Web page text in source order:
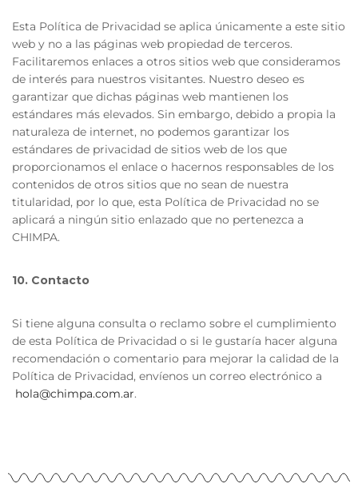
Esta Política de Privacidad se aplica únicamente a este sitio
web y no a las páginas web propiedad de terceros.
Facilitaremos enlaces a otros sitios web que consideramos
de interés para nuestros visitantes. Nuestro deseo es
garantizar que dichas páginas web mantienen los
estándares más elevados. Sin embargo, debido a propia la
naturaleza de internet, no podemos garantizar los
estándares de privacidad de sitios web de los que
proporcionamos el enlace o hacernos responsables de los
contenidos de otros sitios que no sean de nuestra
titularidad, por lo que, esta Política de Privacidad no se
aplicará a ningún sitio enlazado que no pertenezca a
CHIMPA.
10. Contacto
Si tiene alguna consulta o reclamo sobre el cumplimiento
de esta Política de Privacidad o si le gustaría hacer alguna
recomendación o comentario para mejorar la calidad de la
Política de Privacidad, envíenos un correo electrónico a
hola@chimpa.com.ar.